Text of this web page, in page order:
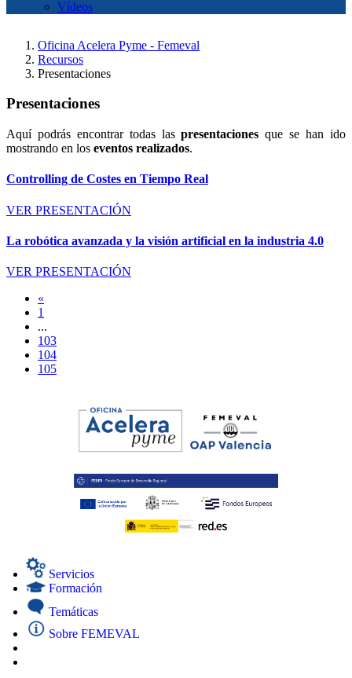
Vídeos
Oficina Acelera Pyme - Femeval
Recursos
Presentaciones
Presentaciones
Aquí podrás encontrar todas laspresentaciones que se han ido
mostrando en los eventos realizados.
Controlling de Costes en Tiempo Real
VER PRESENTACIÓN
La robótica avanzada y la visión artificial en la industria 4.0
VER PRESENTACIÓN
«
1
...
103
104
105
Servicios
Formación
Temáticas
Sobre FEMEVAL